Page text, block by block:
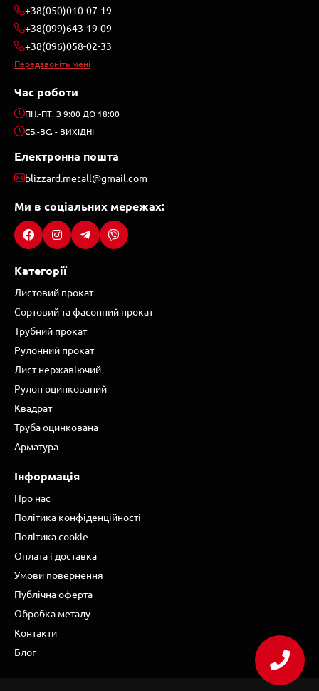
+38(050)010-07-19
+38(099)643-19-09
+38(096)058-02-33
Передзвоніть мені
Час роботи
ПН.-ПТ. З 9:00 ДО 18:00
СБ.-ВС. - ВИХІДНІ
Електронна пошта
blizzard.metall@gmail.com
Ми в соціальних мережах:
Категорії
Листовий прокат
Сортовий та фасонний прокат
Трубний прокат
Рулонний прокат
Лист нержавіючий
Рулон оцинкований
Квадрат
Труба оцинкована
Арматура
Інформація
Про нас
Політика конфіденційності
Політика cookie
Оплата і доставка
Умови повернення
Публічна оферта
Обробка металу
Контакти
Блог